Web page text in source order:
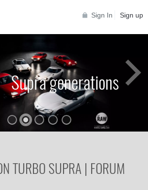
Sign In Sign up
Supra generations
TURBO SUPRA | FORUM